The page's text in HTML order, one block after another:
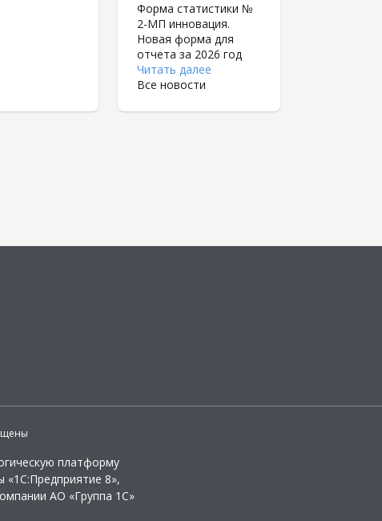
Форма статистики №
2-МП инновация.
Новая форма для
отчета за 2026 год
Читать далее
Все новости
платформу
«1С:Предприятие 8»,
АО «Группа 1С»